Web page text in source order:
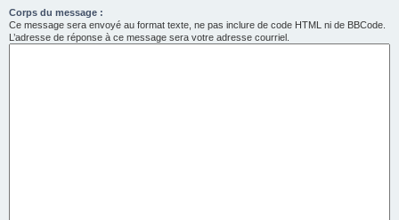
Corps du message :
Ce message sera envoyé au format texte, ne pas inclure de code HTML ni de BBCode.
L’adresse de réponse à ce message sera votre adresse courriel.